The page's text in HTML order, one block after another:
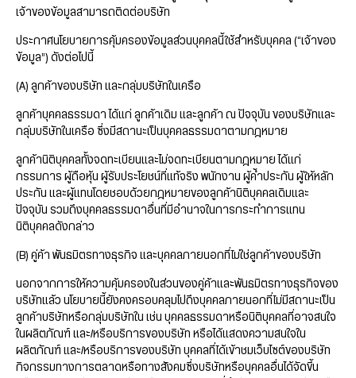
เจ้าของข้อมูลสามารถติดต่อบริษัท
ประกาศนโยบายการคุ้มครองข้อมูลส่วนบุคคลนี้ใช้สำหรับบุคคล (“เจ้าของ
ข้อมูล”) ดังต่อไปนี้
(A) ลูกค้าของบริษัท และกลุ่มบริษัทในเครือ
ลูกค้าบุคคลธรรมดา ได้แก่ ลูกค้าเดิม และลูกค้า ณ ปัจจุบัน ของบริษัทและ
กลุ่มบริษัทในเครือ ซึ่งมีสถานะเป็นบุคคลธรรมดาตามกฎหมาย
ลูกค้านิติบุคคลทั้งจดทะเบียนและไม่จดทะเบียนตามกฎหมาย ได้แก่
กรรมการ ผู้ถือหุ้น ผู้รับประโยชน์ที่แท้จริง พนักงาน ผู้ค้ำประกัน ผู้ให้หลัก
ประกัน และผู้แทนโดยชอบด้วยกฎหมายของลูกค้านิติบุคคลเดิมและ
ปัจจุบัน รวมถึงบุคคลธรรมดาอื่นที่มีอำนาจในการกระทำการแทน
นิติบุคคลดังกล่าว
(B) คู่ค้า พันธมิตรทางธุรกิจ และบุคคลภายนอกที่ไม่ใช่ลูกค้าของบริษัท
นอกจากการให้ความคุ้มครองในส่วนของคู่ค้าและพันธมิตรทางธุรกิจของ
บริษัทแล้ว นโยบายนี้ยังคงครอบคลุมไปถึงบุคคลภายนอกที่ไม่มีสถานะเป็น
ลูกค้าบริษัทหรือกลุ่มบริษัทใน เช่น บุคคลธรรมดาหรือนิติบุคคลที่อาจสนใจ
ในผลิตภัณฑ์ และ/หรือบริการของบริษัท หรือได้แสดงความสนใจใน
ผลิตภัณฑ์ และ/หรือบริการของบริษัท บุคคลที่ได้เข้าชมเว็บไซต์ของบริษัท
กิจกรรมทางการตลาดหรือทางสังคมซึ่งบริษัทหรือบุคคลอื่นได้จัดขึ้น